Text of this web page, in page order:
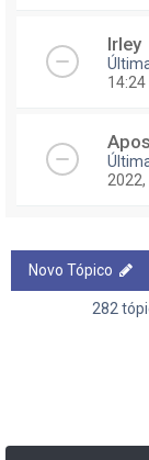
Irley
14:24
2022,
Novo Tópico
282